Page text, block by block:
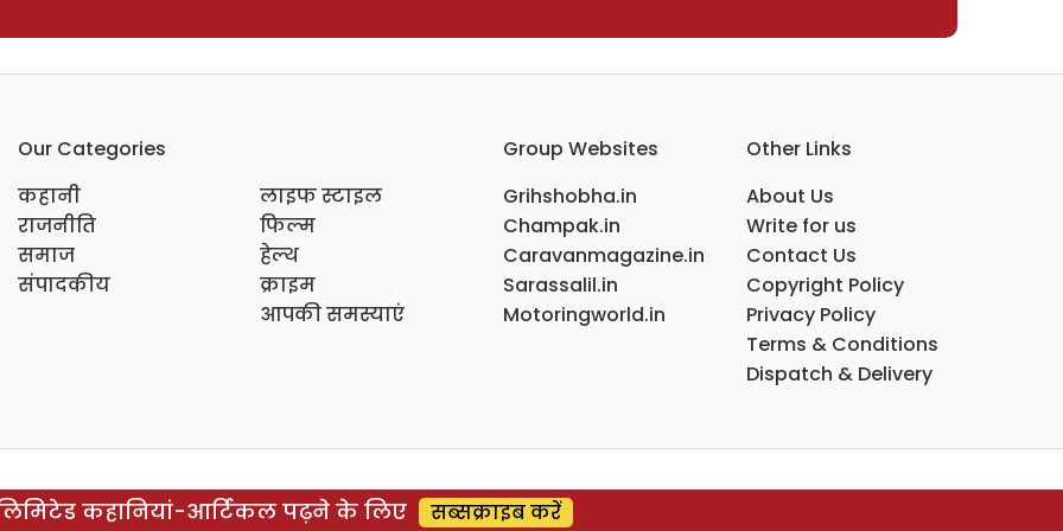
Our Categories
कहानी
राजनीति
समाज
संपादकीय
लाइफ स्टाइल
फिल्म
हेल्थ
क्राइम
आपकी समस्याएं
Group Websites
Grihshobha.in
Champak.in
Caravanmagazine.in
Sarassalil.in
Motoringworld.in
Other Links
About Us
Write for us
Contact Us
Copyright Policy
Privacy Policy
Terms & Conditions
Dispatch & Delivery
कहानियां-आर्टिकल पढ़ने के लिए सब्सक्राइब करें